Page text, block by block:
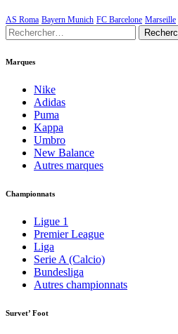
AS Roma Bayern Munich FC Barcelone Marseille
Rechercher :
Marques
Nike
Adidas
Puma
Kappa
Umbro
New Balance
Autres marques
Championnats
Ligue 1
Premier League
Liga
Serie A (Calcio)
Bundesliga
Autres championnats
Survet’ Foot